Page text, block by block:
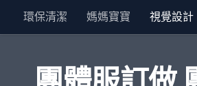
Skip to content
環保清潔 媽媽寶寶 視覺設計